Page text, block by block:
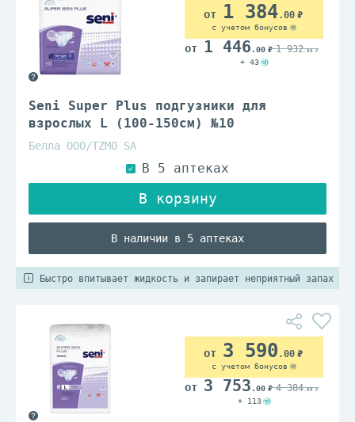
Seni Super Plus подгузники для
взрослых L (100-150см) №10
Белла ООО/TZMO SA
В наличии в 5 аптеках
1 384.00
с учетом бонусов
1 446 .00 1 932.00
+ 43
Быстро впитывает жидкость и запирает неприятный запах
3 590 .00
с учетом бонусов
3 753 .00 4 384.00
+ 113